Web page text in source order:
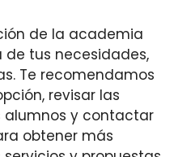
de la academia
tus necesidades,
Te recomendamos
revisar las
alumnos y contactar
obtener más